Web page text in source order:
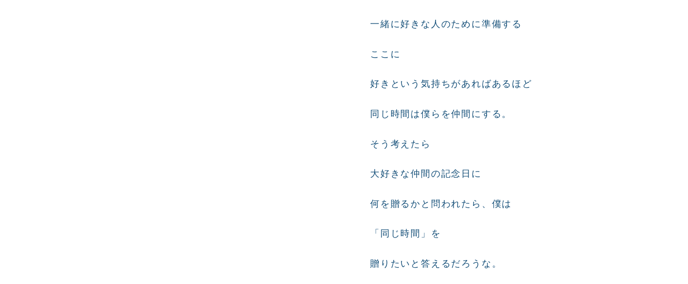
一緒に好きな人のために準備する
ここに
好きという気持ちがあればあるほど
同じ時間は僕らを仲間にする。
そう考えたら
大好きな仲間の記念日に
何を贈るかと問われたら、僕は
「同じ時間」を
贈りたいと答えるだろうな。